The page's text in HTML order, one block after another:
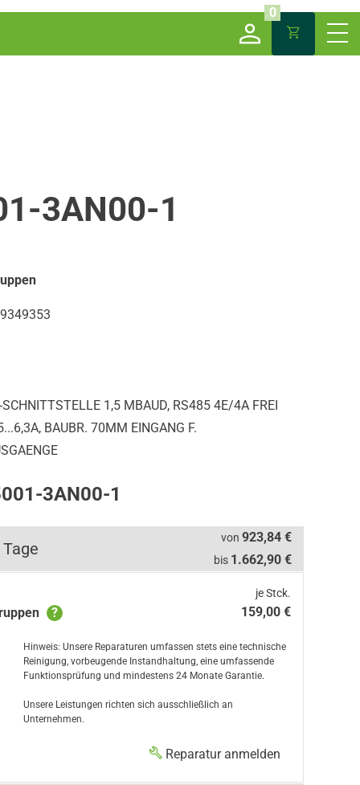
0
3AN00-1
1,5 MBAUD, RS485 4E/4A FREI
BAUBR. 70MM EINGANG F.
3AN00-1
von 923,84 €
bis 1.662,90 €
?
je Stck.
159,00 €
Hinweis: Unsere Reparaturen umfassen stets eine technische
Reinigung, vorbeugende Instandhaltung, eine umfassende
Funktionsprüfung und mindestens 24 Monate Garantie.
Unsere Leistungen richten sich ausschließlich an
Unternehmen.
Reparatur anmelden